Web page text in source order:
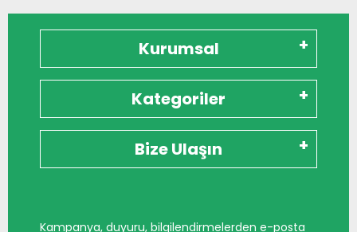
Kurumsal
Kategoriler
Bize Ulaşın
Kampanya, duyuru, bilgilendirmelerden e-posta